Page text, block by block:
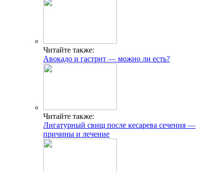
Читайте также:
Авокадо и гастрит — можно ли есть?
Читайте также:
Лигатурный свищ после кесарева сечения —
причины и лечение